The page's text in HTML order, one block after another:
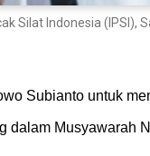
Silat Indonesia
Subianto untuk
Musyawarah